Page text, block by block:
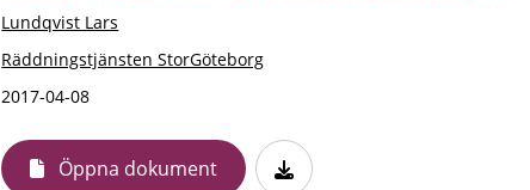
Lundqvist Lars
Räddningstjänsten StorGöteborg
2017-04-08
Öppna dokument